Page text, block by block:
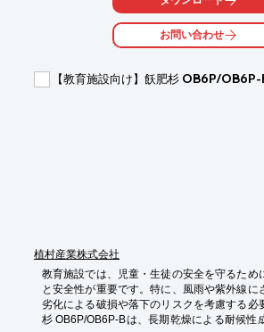
・遊歩道の外壁
・公共施設のファサード
・長期的な美観の維持
お問い合わせ
【教育施設向け】飫肥杉 OB6P/OB6P-
植村産業株式会社
教育施設では、児童・生徒の安全を守るため
と安全性が重要です。特に、風雨や紫外線に
劣化による破損や落下のリスクを考慮する必
杉 OB6P/OB6P-Bは、長期乾燥による耐候性